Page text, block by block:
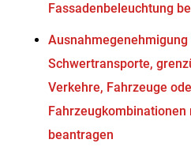
Fassadenbeleuchtung
Schwertransporte,
Verkehre, Fahrzeuge
Fahrzeugkombinationen
beantragen